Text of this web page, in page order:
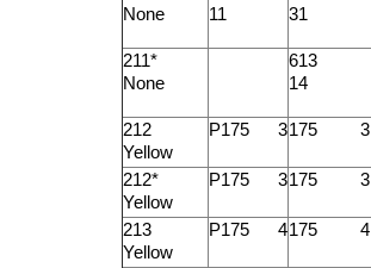
None
11
31
211*
None
613
14
212
Yellow
P175 3175 3
212*
Yellow
P175 3175 3
213
Yellow
P175 4175 4